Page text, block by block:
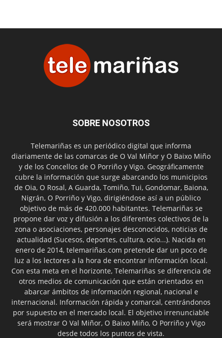
SOBRE NOSOTROS
Telemariñas es un periódico digital que informa
diariamente de las comarcas de O Val Miñor y O Baixo Miño
y de los Concellos de O Porriño y Vigo. Geográficamente
cubre la información que surge abarcando los municipios
de Oia, O Rosal, A Guarda, Tomiño, Tui, Gondomar, Baiona,
Nigrán, O Porriño y Vigo, dirigiéndose así a un público
objetivo de más de 420.000 habitantes. Telemariñas se
propone dar voz y difusión a los diferentes colectivos de la
zona o asociaciones, personajes desconocidos, noticias de
actualidad (Sucesos, deportes, cultura, ocio...). Nacida en
enero de 2014, telemariñas.com pretende dar un poco de
luz a los lectores a la hora de encontrar información local.
Con esta meta en el horizonte, Telemariñas se diferencia de
otros medios de comunicación que están orientados en
abarcar ámbitos de información regional, nacional e
internacional. Información rápida y comarcal, centrándonos
por supuesto en el mercado local. El objetivo irrenunciable
será mostrar O Val Miñor, O Baixo Miño, O Porriño y Vigo
desde todos los puntos de vista.